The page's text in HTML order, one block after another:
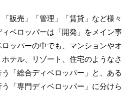
販売」「管理」「賃貸」など様々
ベロッパーは「開発」をメイン事
ッパーの中でも、マンションやオ
テル、リゾート、住宅のようなさ
「総合ディベロッパー」と、ある
「専門ディベロッパー」に分けら